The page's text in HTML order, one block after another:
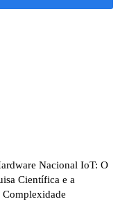
Nacional IoT: O
Científica e a